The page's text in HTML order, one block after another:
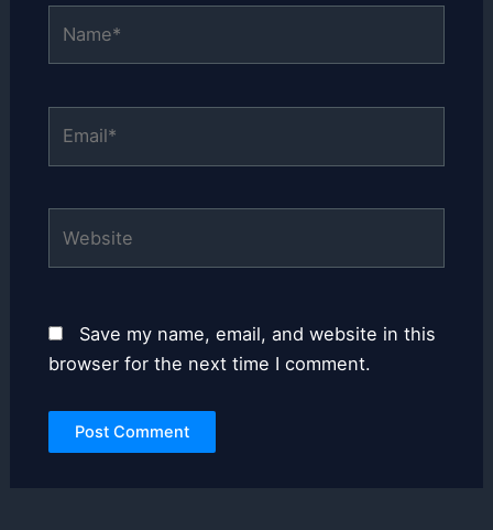
Save my name, email, and website in this
browser for the next time I comment.